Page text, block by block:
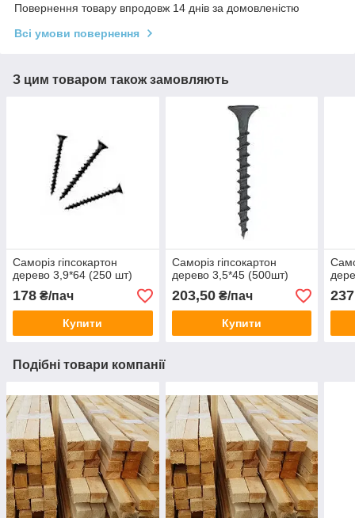
Повернення товару впродовж 14 днів за домовленістю
Всі умови повернення
З цим товаром також замовляють
Саморіз гіпсокартон
дерево 3,9*64 (250 шт)
178 ₴/пач
Купити
Саморіз гіпсокартон
дерево 3,5*45 (500шт)
203,50₴/пач
Купити
237
Подібні товари компанії